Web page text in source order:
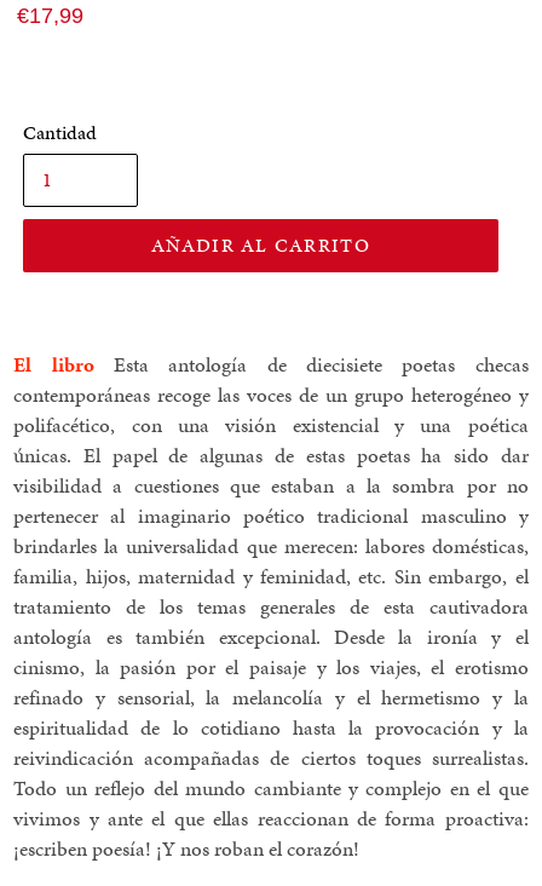
Precio
€17,99
Cantidad
AÑADIR AL CARRITO
El libroEsta antología de diecisiete poetas checas
contemporáneas recoge las voces de un grupo heterogéneo y
polifacético, con una visión existencial y una poética
únicas. El papel de algunas de estas poetas ha sido dar
visibilidad a cuestiones que estaban a la sombra por no
pertenecer al imaginario poético tradicional masculino y
brindarles la universalidad que merecen: labores domésticas,
familia, hijos, maternidad y feminidad, etc. Sin embargo, el
tratamiento de los temas generales de esta cautivadora
antología es también excepcional. Desde la ironía y el
cinismo, la pasión por el paisaje y los viajes, el erotismo
refinado y sensorial, la melancolía y el hermetismo y la
espiritualidad de lo cotidiano hasta la provocación y la
reivindicación acompañadas de ciertos toques surrealistas.
Todo un reflejo del mundo cambiante y complejo en el que
vivimos y ante el que ellas reaccionan de forma proactiva:
¡escriben poesía! ¡Y nos roban el corazón!